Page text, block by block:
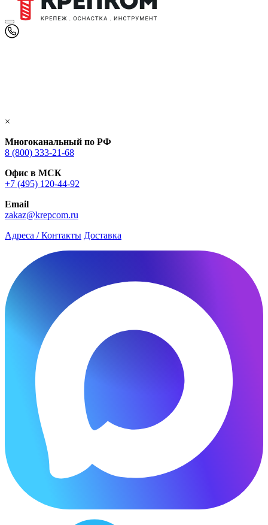
×
Многоканальный по РФ
8 (800) 333‑21-68
Офис в МСК
+7 (495) 120-44-92
Email
zakaz@krepcom.ru
Адреса / Контакты Доставка